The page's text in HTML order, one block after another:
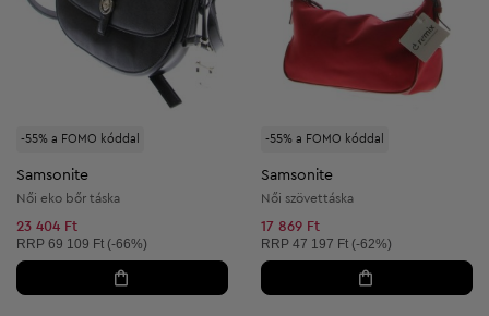
-55% a FOMO kóddal
Samsonite
Női eko bőr táska
23 404 Ft
Ajánlott ár:
RRP 69 109 Ft (-66%)
-55% a FOMO kóddal
Samsonite
Női szövettáska
17 869 Ft
Ajánlott ár:
RRP 47 197 Ft (-62%)